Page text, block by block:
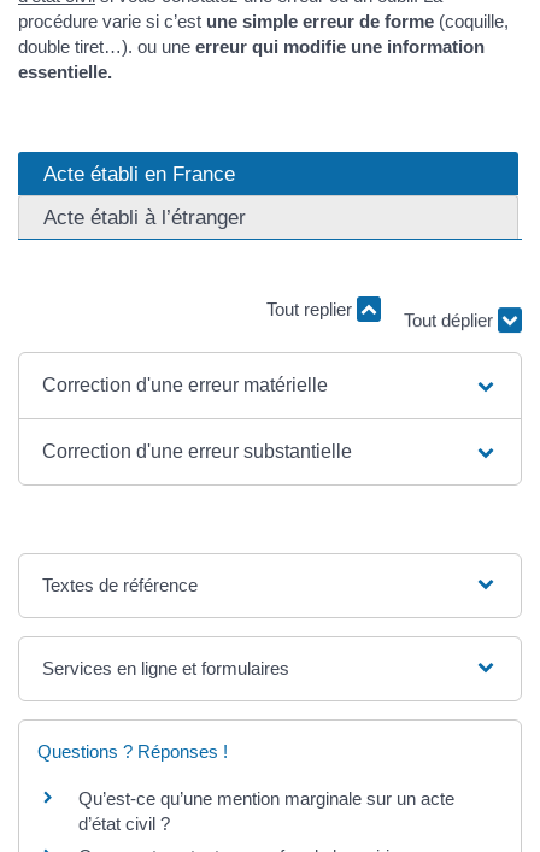
procédure varie si c’est une simple erreur de forme (coquille,
double tiret…). ou une erreur qui modifie une information
essentielle.
Acte établi en France
Acte établi à l’étranger
Tout replier
Tout déplier
Correction d'une erreur matérielle
Correction d'une erreur substantielle
Textes de référence
Services en ligne et formulaires
Questions ? Réponses !
Qu’est-ce qu’une mention marginale sur un acte
d’état civil ?